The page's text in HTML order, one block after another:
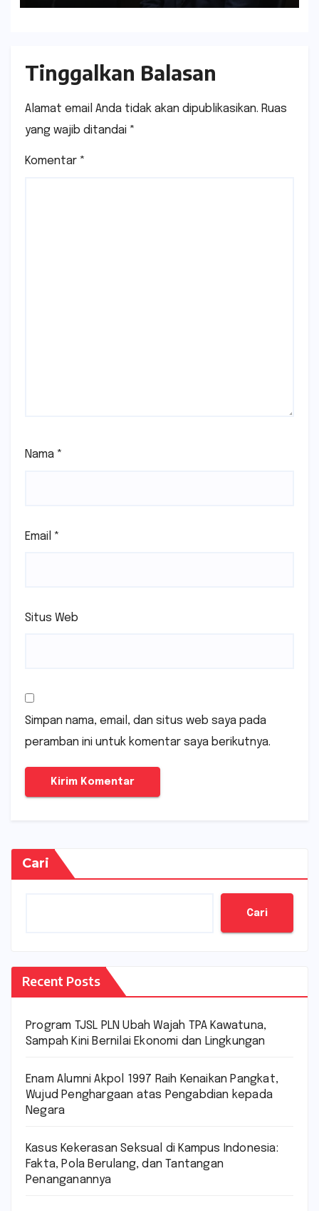
Tinggalkan Balasan
Alamat email Anda tidak akan dipublikasikan. Ruas
yang wajib ditandai *
Komentar *
Nama *
Email *
Situs Web
Simpan nama, email, dan situs web saya pada
peramban ini untuk komentar saya berikutnya.
Cari
Cari
Recent Posts
Program TJSL PLN Ubah Wajah TPA Kawatuna,
Sampah Kini Bernilai Ekonomi dan Lingkungan
Enam Alumni Akpol 1997 Raih Kenaikan Pangkat,
Wujud Penghargaan atas Pengabdian kepada
Negara
Kasus Kekerasan Seksual di Kampus Indonesia:
Fakta, Pola Berulang, dan Tantangan
Penanganannya